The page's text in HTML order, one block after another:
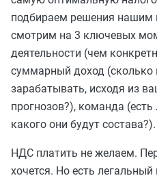
подбираем решения нашим
смотрим на 3 ключевых
деятельности (чем
суммарный доход (сколько
зарабатывать, исходя из
прогнозов?), команда (есть
какого они будут состава?).
НДС платить не желаем.
хочется. Но есть